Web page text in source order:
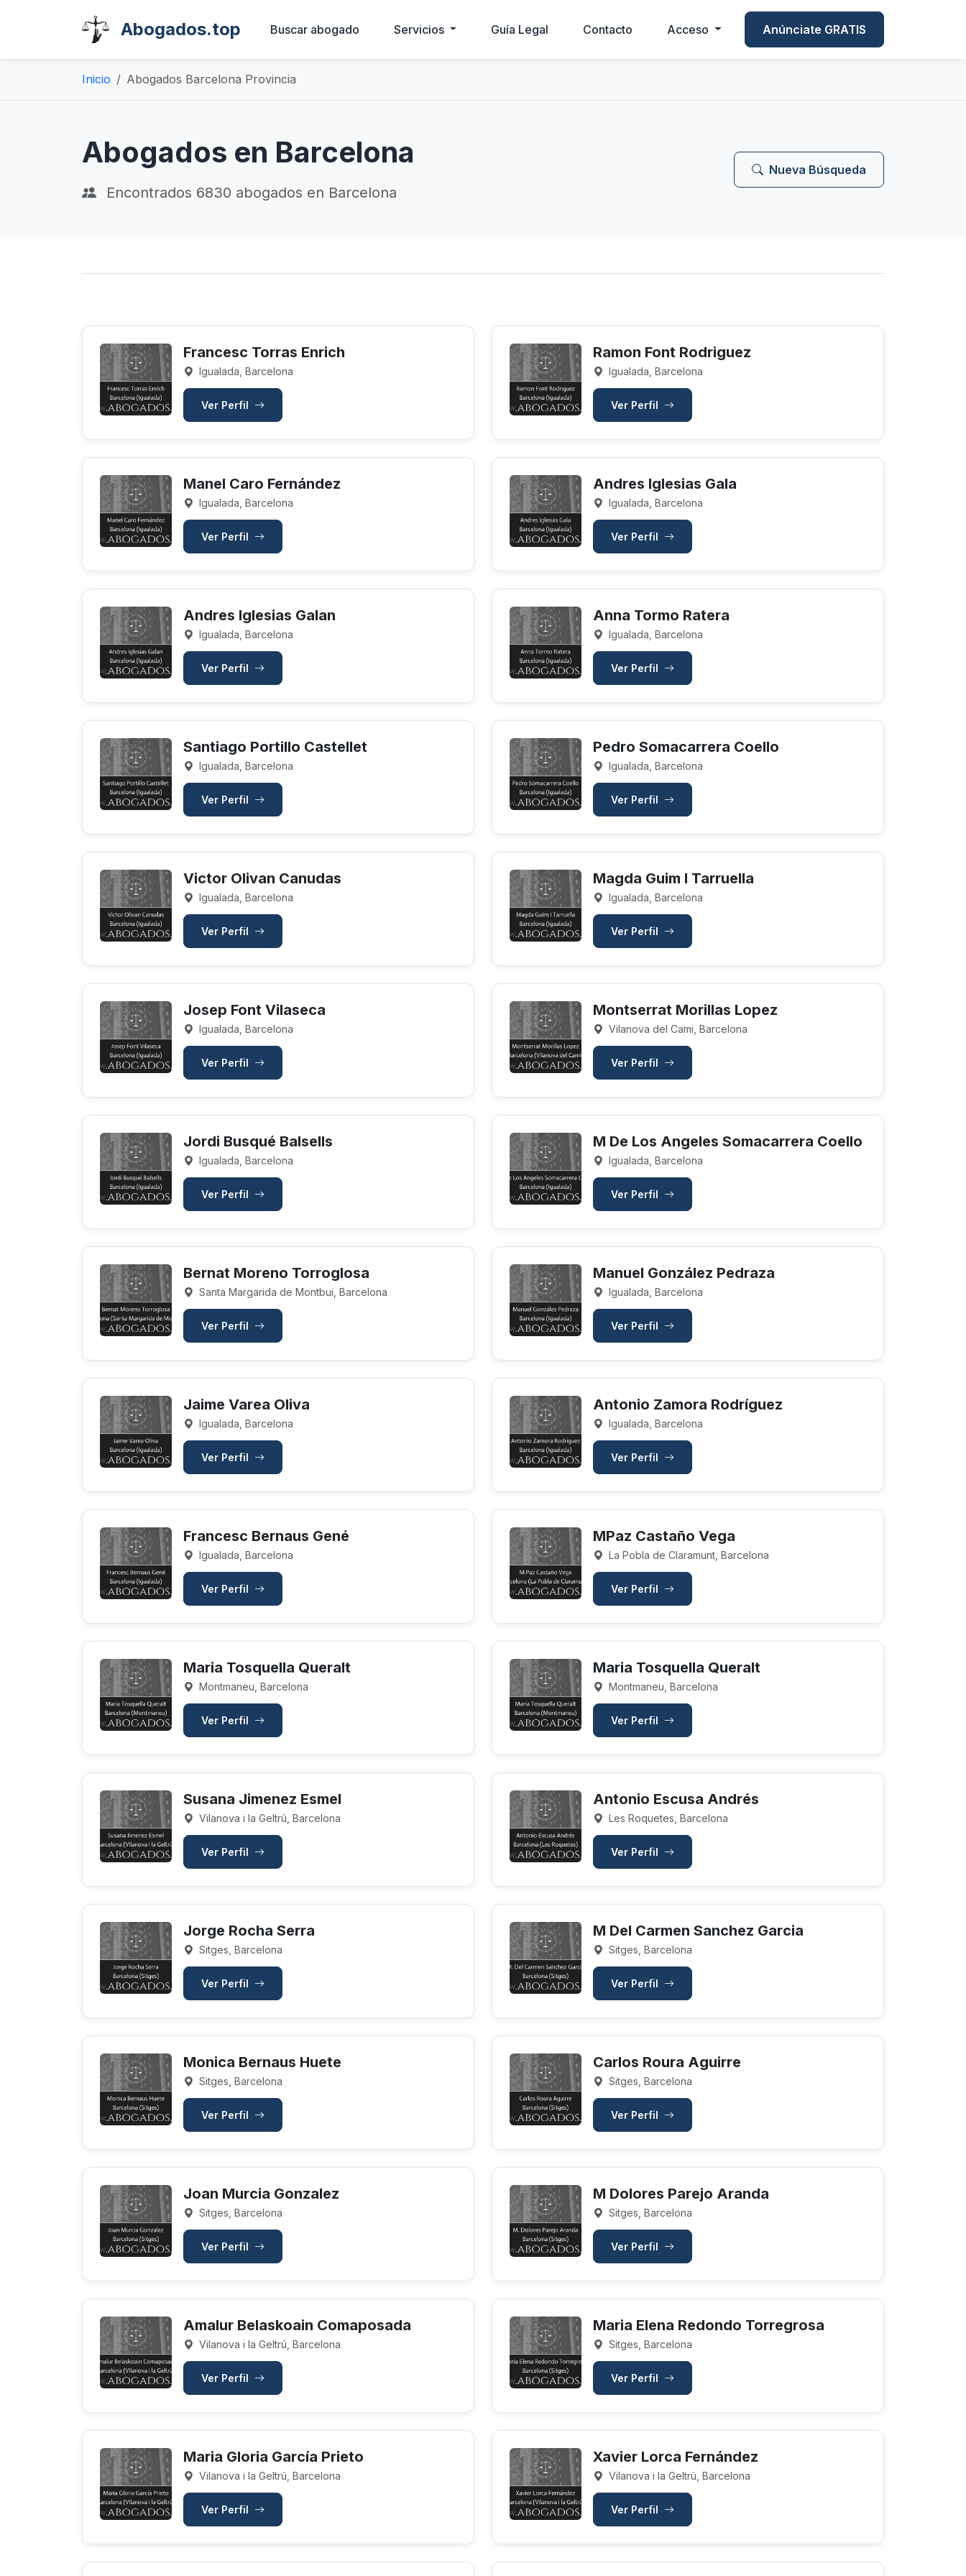
Abogados.top Buscar abogado Servicios Guía Legal Contacto Acceso Anúnciate GRATIS
Inicio Abogados Barcelona Provincia
Abogados en Barcelona
Encontrados 6830 abogados en Barcelona
Nueva Búsqueda
Francesc Torras Enrich
Igualada, Barcelona
Ver Perfil
Ramon Font Rodriguez
Igualada, Barcelona
Ver Perfil
Manel Caro Fernández
Igualada, Barcelona
Ver Perfil
Andres Iglesias Gala
Igualada, Barcelona
Ver Perfil
Andres Iglesias Galan
Igualada, Barcelona
Ver Perfil
Anna Tormo Ratera
Igualada, Barcelona
Ver Perfil
Santiago Portillo Castellet
Igualada, Barcelona
Ver Perfil
Pedro Somacarrera Coello
Igualada, Barcelona
Ver Perfil
Victor Olivan Canudas
Igualada, Barcelona
Ver Perfil
Magda Guim I Tarruella
Igualada, Barcelona
Ver Perfil
Josep Font Vilaseca
Igualada, Barcelona
Ver Perfil
Montserrat Morillas Lopez
Vilanova del Cami, Barcelona
Ver Perfil
Jordi Busqué Balsells
Igualada, Barcelona
Ver Perfil
M De Los Angeles Somacarrera Coello
Igualada, Barcelona
Ver Perfil
Bernat Moreno Torroglosa
Santa Margarida de Montbui, Barcelona
Ver Perfil
Manuel González Pedraza
Igualada, Barcelona
Ver Perfil
Jaime Varea Oliva
Igualada, Barcelona
Ver Perfil
Antonio Zamora Rodríguez
Igualada, Barcelona
Ver Perfil
Francesc Bernaus Gené
Igualada, Barcelona
Ver Perfil
MPaz Castaño Vega
La Pobla de Claramunt, Barcelona
Ver Perfil
Maria Tosquella Queralt
Montmaneu, Barcelona
Ver Perfil
Maria Tosquella Queralt
Montmaneu, Barcelona
Ver Perfil
Susana Jimenez Esmel
Vilanova i la Geltrú, Barcelona
Ver Perfil
Antonio Escusa Andrés
Les Roquetes, Barcelona
Ver Perfil
Jorge Rocha Serra
Sitges, Barcelona
Ver Perfil
M Del Carmen Sanchez Garcia
Sitges, Barcelona
Ver Perfil
Monica Bernaus Huete
Sitges, Barcelona
Ver Perfil
Carlos Roura Aguirre
Sitges, Barcelona
Ver Perfil
Joan Murcia Gonzalez
Sitges, Barcelona
Ver Perfil
M Dolores Parejo Aranda
Sitges, Barcelona
Ver Perfil
Amalur Belaskoain Comaposada
Vilanova i la Geltrú, Barcelona
Ver Perfil
Maria Elena Redondo Torregrosa
Sitges, Barcelona
Ver Perfil
Maria Gloria García Prieto
Vilanova i la Geltrú, Barcelona
Ver Perfil
Xavier Lorca Fernández
Vilanova i la Geltrú, Barcelona
Ver Perfil